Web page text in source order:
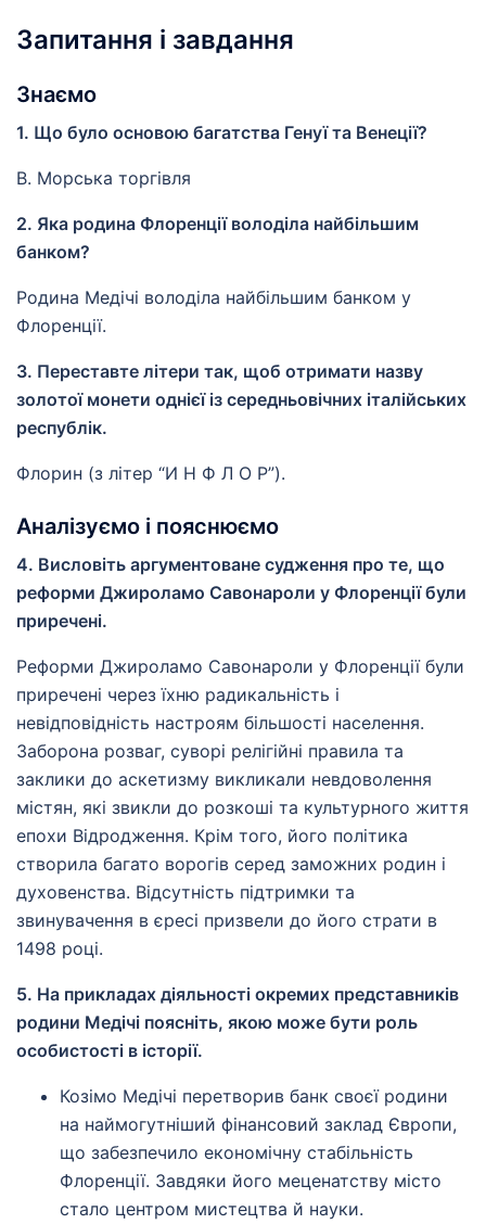
Запитання і завдання
Знаємо
1. Що було основою багатства Генуї та Венеції?
В. Морська торгівля
2. Яка родина Флоренції володіла найбільшим
банком?
Родина Медічі володіла найбільшим банком у
Флоренції.
3. Переставте літери так, щоб отримати назву
золотої монети однієї із середньовічних італійських
республік.
Флорин (з літер “И Н Ф Л О Р”).
Аналізуємо і пояснюємо
4. Висловіть аргументоване судження про те, що
реформи Джироламо Савонароли у Флоренції були
приречені.
Реформи Джироламо Савонароли у Флоренції були
приречені через їхню радикальність і
невідповідність настроям більшості населення.
Заборона розваг, суворі релігійні правила та
заклики до аскетизму викликали невдоволення
містян, які звикли до розкоші та культурного життя
епохи Відродження. Крім того, його політика
створила багато ворогів серед заможних родин і
духовенства. Відсутність підтримки та
звинувачення в єресі призвели до його страти в
1498 році.
5. На прикладах діяльності окремих представників
родини Медічі поясніть, якою може бути роль
особистості в історії.
Козімо Медічі перетворив банк своєї родини
на наймогутніший фінансовий заклад Європи,
що забезпечило економічну стабільність
Флоренції. Завдяки його меценатству місто
стало центром мистецтва й науки.